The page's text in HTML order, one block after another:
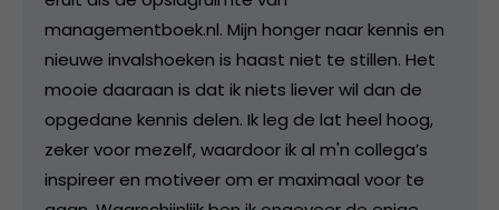
managementboek.nl. Mijn honger naar kennis en
nieuwe invalshoeken is haast niet te stillen. Het
mooie daaraan is dat ik niets liever wil dan de
opgedane kennis delen. Ik leg de lat heel hoog,
zeker voor mezelf, waardoor ik al m'n collega’s
inspireer en motiveer om er maximaal voor te